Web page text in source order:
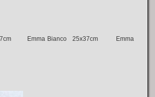
Emma Bianco 25x37cm Emma